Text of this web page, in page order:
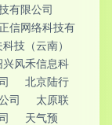
有限公司
信网络科技有
技（云南）
兴风禾信息科
北京陆行
司
太原联
天气预